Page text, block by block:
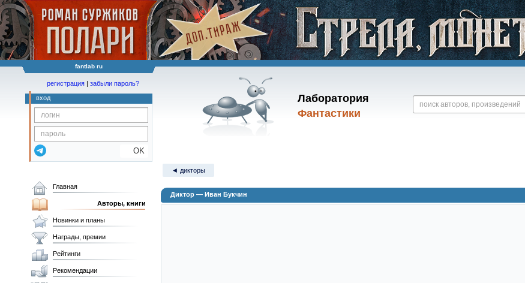
fantlab ru
Лаборатория
Фантастики
регистрация | забыли пароль?
вход
OK
◄ дикторы
Диктор — Иван Букчин
Главная
Авторы, книги
Новинки и планы
Награды, премии
Рейтинги
Рекомендации